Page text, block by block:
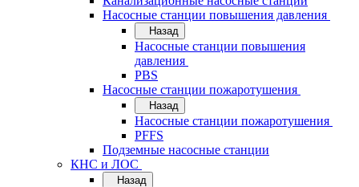
Насосные станции повышения давления
Назад
Насосные станции повышения
давления
PBS
Насосные станции пожаротушения
Назад
Насосные станции пожаротушения
PFFS
Подземные насосные станции
КНС и ЛОС
Назад